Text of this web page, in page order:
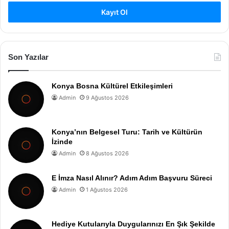
Kayıt Ol
Son Yazılar
Konya Bosna Kültürel Etkileşimleri
Admin 9 Ağustos 2026
Konya’nın Belgesel Turu: Tarih ve Kültürün
İzinde
Admin 8 Ağustos 2026
E İmza Nasıl Alınır? Adım Adım Başvuru Süreci
Admin 1 Ağustos 2026
Hediye Kutularıyla Duygularınızı En Şık Şekilde